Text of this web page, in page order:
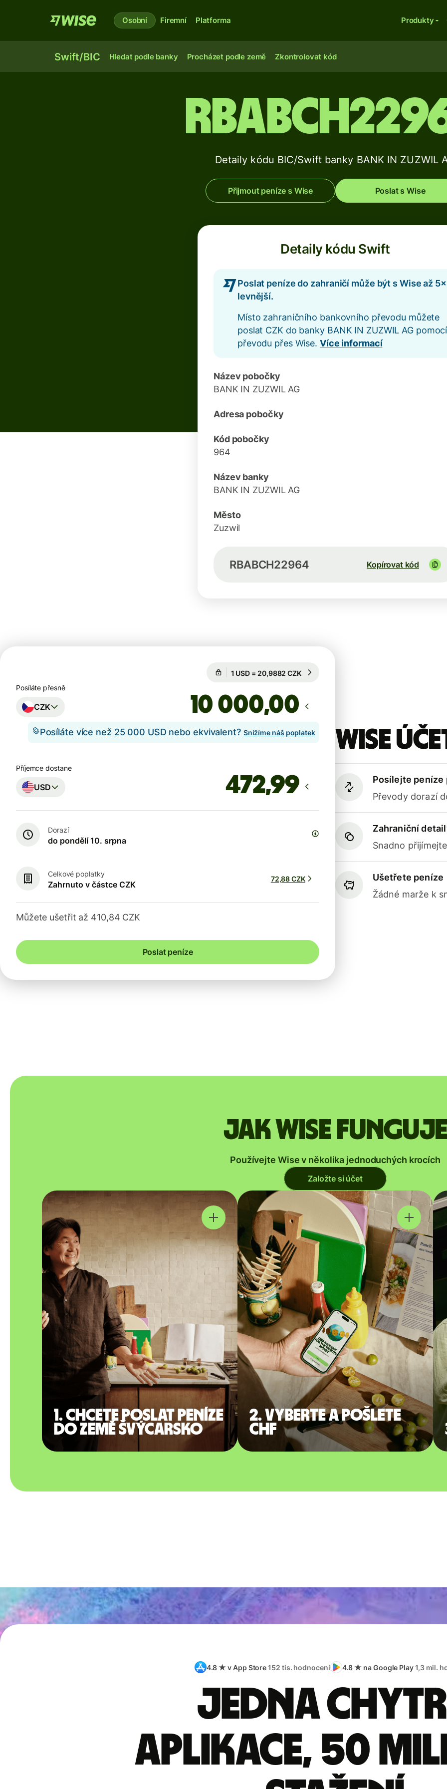
Osobní Firemní Platforma Produkty
Swift/BIC Hledat podle banky Procházet podle země Zkontrolovat kód
Detaily kódu BIC/Swift banky BANK IN ZUZWIL
Přijmout peníze s Wise Poslat s Wise
Detaily kódu Swift
Poslat peníze do zahraničí může být s Wise až 5×
levnější.
Místo zahraničního bankovního převodu můžete
poslat CZK do banky BANK IN ZUZWIL AG pomocí
převodu přes Wise. Více informací
Název pobočky
BANK IN ZUZWIL AG
Adresa pobočky
Kód pobočky
964
Název banky
BANK IN ZUZWIL AG
Město
Zuzwil
RBABCH22964 Kopírovat kód
Wise
Posílejte peníze
Převody dorazí
Zahraniční
Snadno
Ušetřete peníze
Žádné marže k
Garantován na 72 h
Posíláte přesně
CZK ,00
Posíláte více než 25 000 USD nebo ekvivalent? Snížíme náš poplatek
Příjemce dostane
USD
Dorazí
do pondělí 10. srpna
Celkové poplatky
Zahrnuto v částce CZK
72,88 CZK
Můžete ušetřit až 410,84 CZK
Poslat peníze
Jak Wise funguje
Používejte Wise v několika jednoduchých krocích
Založte si účet
1. Chcete poslat peníze
do země Švýcarsko
2. Vyberte a pošlete
CHF
4.8 ★ v App Store152 tis. hodnocení 4.8 ★ na Google Play1,3 mil.
Jedna
aplikace, 50